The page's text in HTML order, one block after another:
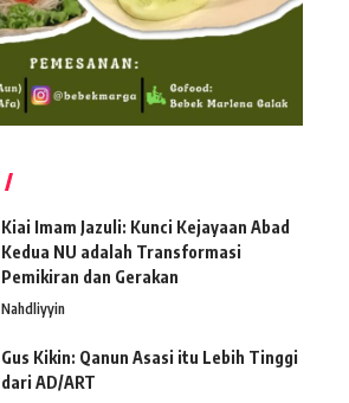
Kiai Imam Jazuli: Kunci Kejayaan Abad
Kedua NU adalah Transformasi
Pemikiran dan Gerakan
Nahdliyyin
Gus Kikin: Qanun Asasi itu Lebih Tinggi
dari AD/ART